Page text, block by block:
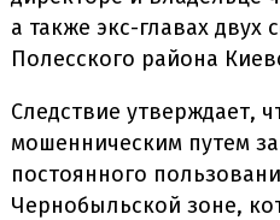
а также экс-главах двух
Полесского района
Следствие утверждает,
мошенническим путем
постоянного
Чернобыльской зоне,